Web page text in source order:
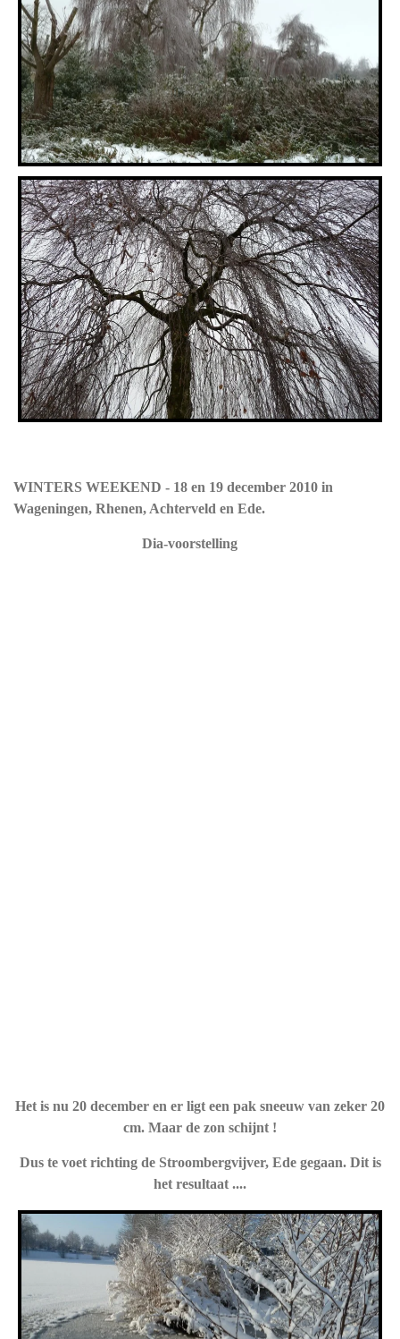
WINTERS WEEKEND - 18 en 19 december 2010 in
Wageningen, Rhenen, Achterveld en Ede.
Dia-voorstelling
Het is nu 20 december en er ligt een pak sneeuw van zeker 20
cm. Maar de zon schijnt !
Dus te voet richting de Stroombergvijver, Ede gegaan. Dit is
het resultaat ....